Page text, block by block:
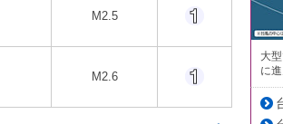
M2.5
M2.6
大
に